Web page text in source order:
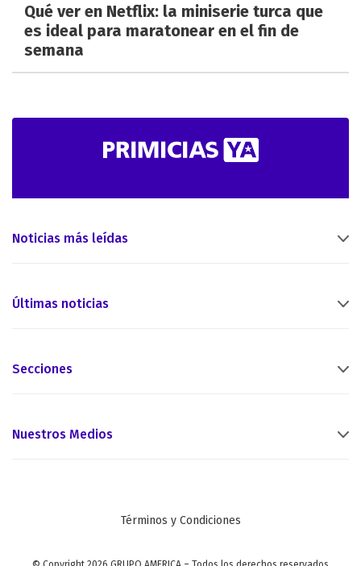
Qué ver en Netflix: la miniserie turca que
es ideal para maratonear en el fin de
semana
Noticias más leídas
Últimas noticias
Secciones
Nuestros Medios
Términos y Condiciones